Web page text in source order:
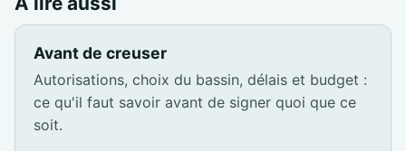
Avant de creuser
Autorisations, choix du bassin, délais et budget :
ce qu'il faut savoir avant de signer quoi que ce
soit.